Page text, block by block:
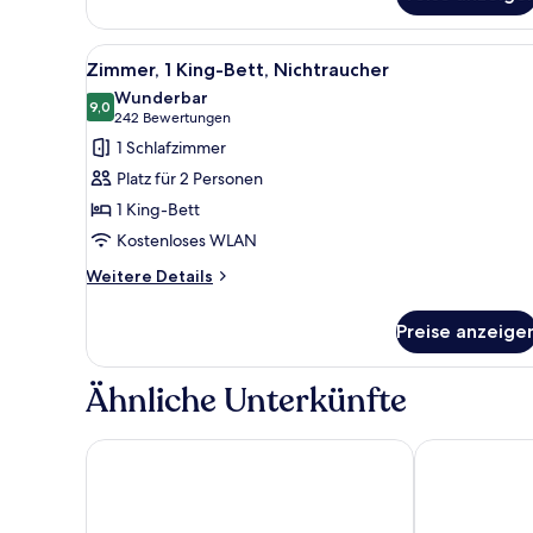
Betten
Alle
Fotos
für
Zimmer,
1 King-
Bett,
Nichtraucher
anzeigen
Zimmersafe, Schreibtisch,
11
Zimmer, 1 King-Bett, Nichtraucher
9,09,0 von 10
Wunderbar
242 Bewertungen
(242
Bewertungen)
1 Schlafzimmer
Platz für 2 Personen
1 King-Bett
Kostenloses WLAN
Weitere Details
Weitere
1 King-
Bett,
Nichtraucher
Preise
Ähnliche Unterkünfte
Golden Host Resort - Sarasota Hyatt Place